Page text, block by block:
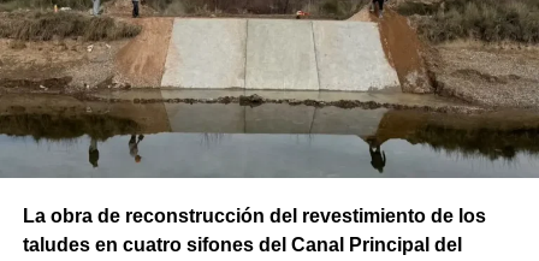
La obra de reconstrucción del revestimiento de los
taludes en cuatro sifones del Canal Principal del